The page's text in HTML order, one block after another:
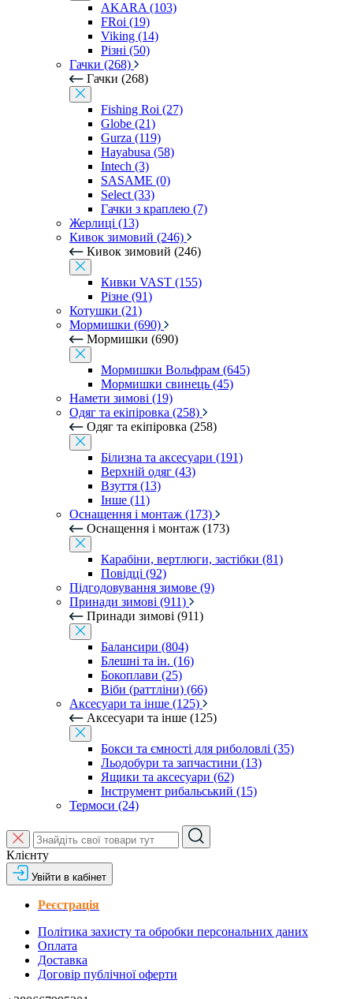
AKARA (103)
FRoi (19)
Viking (14)
Різні (50)
Гачки (268)
Гачки (268)
Fishing Roi (27)
Globe (21)
Gurza (119)
Hayabusa (58)
Intech (3)
SASAME (0)
Select (33)
Гачки з краплею (7)
Жерлиці (13)
Кивок зимовий (246)
Кивок зимовий (246)
Кивки VAST (155)
Різне (91)
Котушки (21)
Мормишки (690)
Мормишки (690)
Мормишки Вольфрам (645)
Мормишки свинець (45)
Намети зимові (19)
Одяг та екіпіровка (258)
Одяг та екіпіровка (258)
Білизна та аксесуари (191)
Верхній одяг (43)
Взуття (13)
Інше (11)
Оснащення і монтаж (173)
Оснащення і монтаж (173)
Карабіни, вертлюги, застібки (81)
Повідці (92)
Підгодовування зимове (9)
Принади зимові (911)
Принади зимові (911)
Балансири (804)
Блешні та ін. (16)
Бокоплави (25)
Віби (раттліни) (66)
Аксесуари та інше (125)
Аксесуари та інше (125)
Бокси та ємності для риболовлі (35)
Льодобури та запчастини (13)
Ящики та аксесуари (62)
Інструмент рибальський (15)
Термоси (24)
Клієнту
Увійти в кабінет
Реєстрація
Політика захисту та обробки персональних даних
Оплата
Доставка
Договір публічної оферти